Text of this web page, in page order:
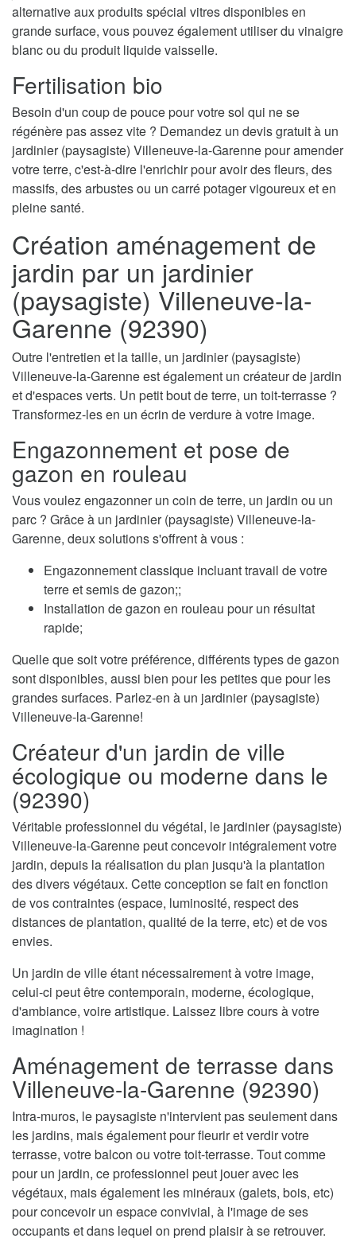
alternative aux produits spécial vitres disponibles en
grande surface, vous pouvez également utiliser du vinaigre
blanc ou du produit liquide vaisselle.
Fertilisation bio
Besoin d'un coup de pouce pour votre sol qui ne se
régénère pas assez vite ? Demandez un devis gratuit à un
jardinier (paysagiste) Villeneuve-la-Garenne pour amender
votre terre, c'est-à-dire l'enrichir pour avoir des fleurs, des
massifs, des arbustes ou un carré potager vigoureux et en
pleine santé.
Création aménagement de
jardin par un jardinier
(paysagiste) Villeneuve-la-
Garenne (92390)
Outre l'entretien et la taille, un jardinier (paysagiste)
Villeneuve-la-Garenne est également un créateur de jardin
et d'espaces verts. Un petit bout de terre, un toit-terrasse ?
Transformez-les en un écrin de verdure à votre image.
Engazonnement et pose de
gazon en rouleau
Vous voulez engazonner un coin de terre, un jardin ou un
parc ? Grâce à un jardinier (paysagiste) Villeneuve-la-
Garenne, deux solutions s'offrent à vous :
Engazonnement classique incluant travail de votre
terre et semis de gazon;;
Installation de gazon en rouleau pour un résultat
rapide;
Quelle que soit votre préférence, différents types de gazon
sont disponibles, aussi bien pour les petites que pour les
grandes surfaces. Parlez-en à un jardinier (paysagiste)
Villeneuve-la-Garenne!
Créateur d'un jardin de ville
écologique ou moderne dans le
(92390)
Véritable professionnel du végétal, le jardinier (paysagiste)
Villeneuve-la-Garenne peut concevoir intégralement votre
jardin, depuis la réalisation du plan jusqu'à la plantation
des divers végétaux. Cette conception se fait en fonction
de vos contraintes (espace, luminosité, respect des
distances de plantation, qualité de la terre, etc) et de vos
envies.
Un jardin de ville étant nécessairement à votre image,
celui-ci peut être contemporain, moderne, écologique,
d'ambiance, voire artistique. Laissez libre cours à votre
imagination !
Aménagement de terrasse dans
Villeneuve-la-Garenne (92390)
Intra-muros, le paysagiste n'intervient pas seulement dans
les jardins, mais également pour fleurir et verdir votre
terrasse, votre balcon ou votre toit-terrasse. Tout comme
pour un jardin, ce professionnel peut jouer avec les
végétaux, mais également les minéraux (galets, bois, etc)
pour concevoir un espace convivial, à l'image de ses
occupants et dans lequel on prend plaisir à se retrouver.